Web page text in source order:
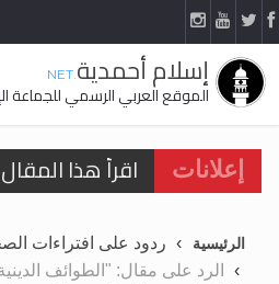
إسلام أحمدية.NET
الموقع العربي الرسمي للجماعة
إعلانات
اقرأ هذا
تعميم هامّ
الرئيسية
ردود على افتراءات
الرد على مقال: "الطوائف